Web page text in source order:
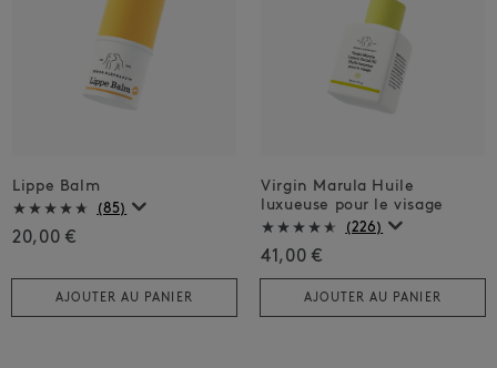
Lippe Balm
(85)
20,00 €
AJOUTER AU PANIER
Virgin Marula Huile
luxueuse pour le visage
(226)
41,00 €
AJOUTER AU PANIER